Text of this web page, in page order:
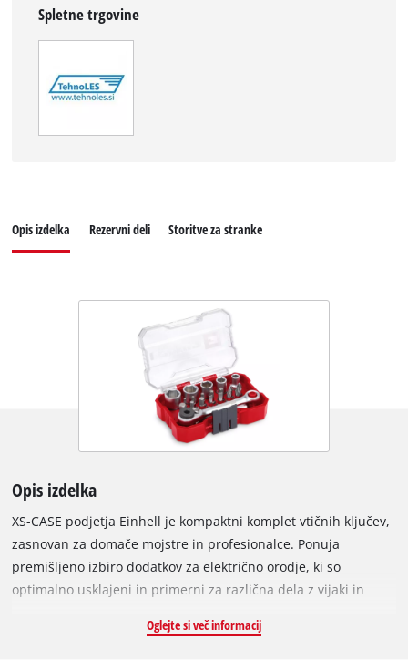
Spletne trgovine
Opis izdelka Rezervni deli Storitve za stranke
Opis izdelka
XS-CASE podjetja Einhell je kompaktni komplet vtičnih ključev,
zasnovan za domače mojstre in profesionalce. Ponuja
premišljeno izbiro dodatkov za električno orodje, ki so
optimalno usklajeni in primerni za različna dela z vijaki in
nastavkom v izvedbah H1 / PH2 / PZ1 / PZ2 / SL4 / SL5 / H4 / H5
Oglejte si več informacij